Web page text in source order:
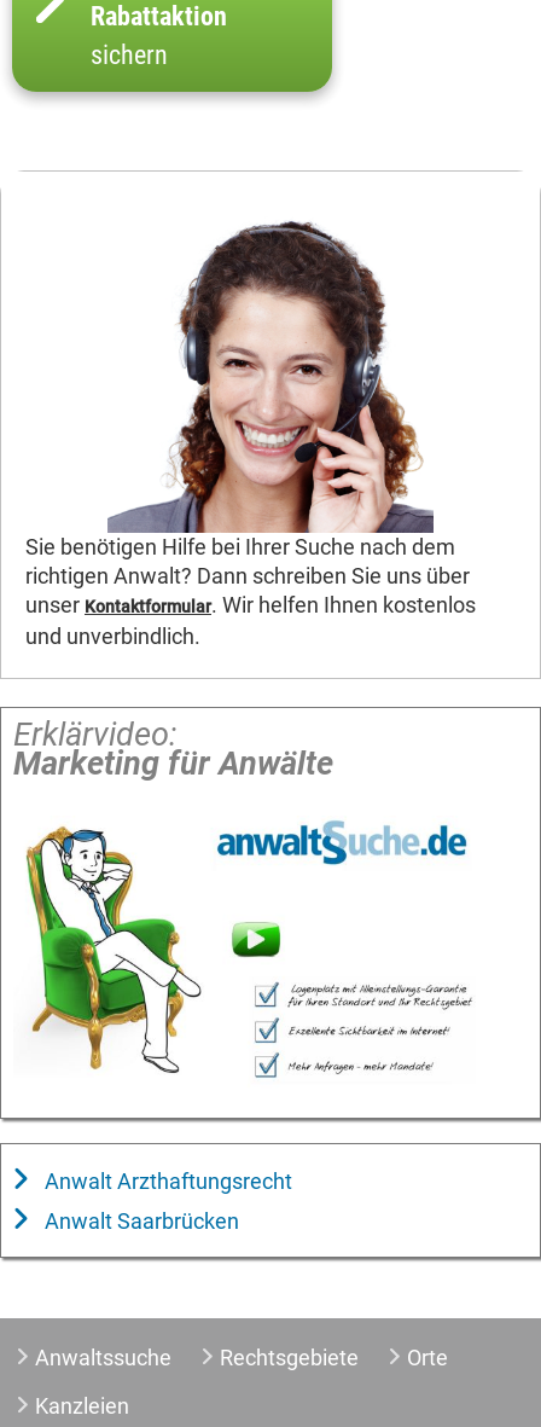
Rabattaktion
sichern
Sie benötigen Hilfe bei Ihrer Suche nach dem
richtigen Anwalt? Dann schreiben Sie uns über
unser Kontaktformular. Wir helfen Ihnen kostenlos
und unverbindlich.
Erklärvideo:
Marketing für Anwälte
Anwalt Arzthaftungsrecht
Anwalt Saarbrücken
Anwaltssuche Rechtsgebiete
Orte
Kanzleien